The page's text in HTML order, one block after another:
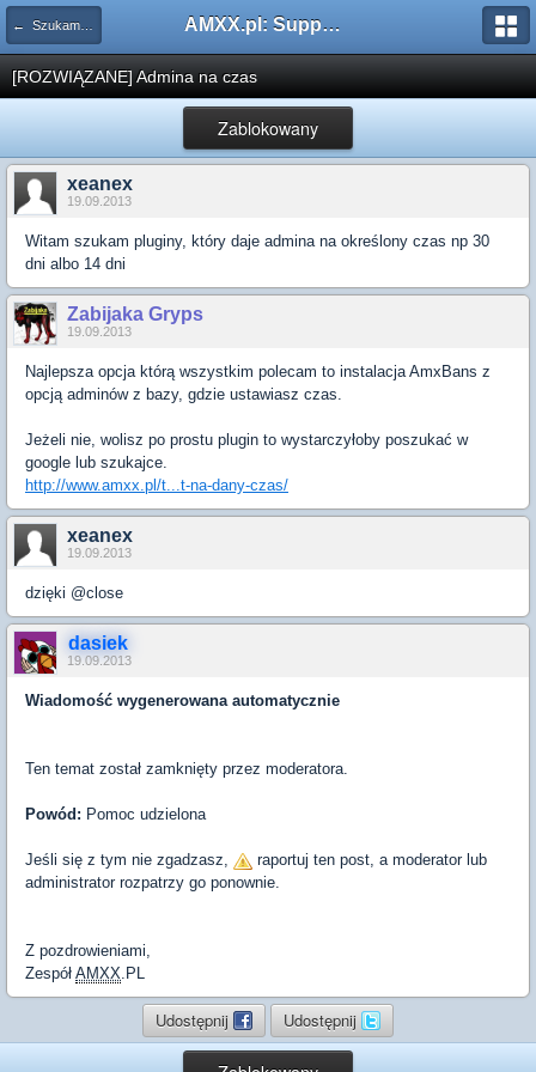
← Szukam pluginu AMXX.pl: Support AMX Mod X i SourceMod
[ROZWIĄZANE] Admina na czas
Zablokowany
xeanex
19.09.2013
Witam szukam pluginy, który daje admina na określony czas np 30
dni albo 14 dni
Zabijaka Gryps
19.09.2013
Najlepsza opcja którą wszystkim polecam to instalacja AmxBans z
opcją adminów z bazy, gdzie ustawiasz czas.
Jeżeli nie, wolisz po prostu plugin to wystarczyłoby poszukać w
google lub szukajce.
http://www.amxx.pl/t...t-na-dany-czas/
xeanex
19.09.2013
dzięki @close
dasiek
19.09.2013
Wiadomość wygenerowana automatycznie
Ten temat został zamknięty przez moderatora.
Powód: Pomoc udzielona
Jeśli się z tym nie zgadzasz,
raportuj ten post, a moderator lub
administrator rozpatrzy go ponownie.
Z pozdrowieniami,
Zespół AMXX.PL
Udostępnij Udostępnij